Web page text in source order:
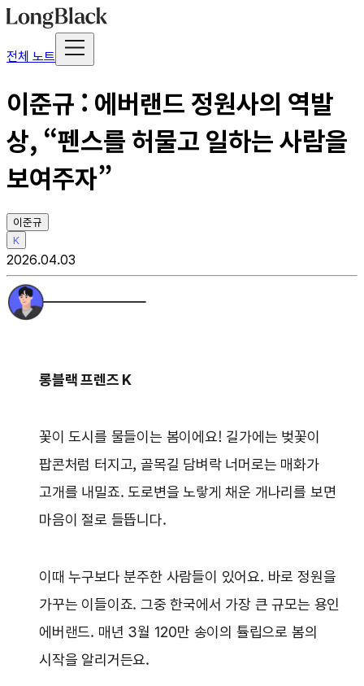
전체 노트
이준규 : 에버랜드 정원사의 역발
상, “펜스를 허물고 일하는 사람을
보여주자”
이준규
K
2026.04.03
롱블랙 프렌즈 K
꽃이 도시를 물들이는 봄이에요! 길가에는 벚꽃이
팝콘처럼 터지고, 골목길 담벼락 너머로는 매화가
고개를 내밀죠. 도로변을 노랗게 채운 개나리를 보면
마음이 절로 들뜹니다.
이때 누구보다 분주한 사람들이 있어요. 바로 정원을
가꾸는 이들이죠. 그중 한국에서 가장 큰 규모는 용인
에버랜드. 매년 3월 120만 송이의 튤립으로 봄의
시작을 알리거든요.